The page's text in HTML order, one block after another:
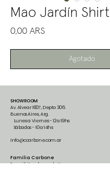
Mao Jardín Shirt
0,00 ARS
Agotado
SHOWROOM
Av. Alvear 1807, Depto 306.
Buenos Aires, Arg.
Lunes a Viernes - 12 a 19hs
Sábados - 10 a 14hs
Info@ccarbone.com.ar
Familia Carbone
Suscribite al newsletter para